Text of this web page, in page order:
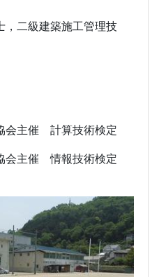
二級建築施工管理技
主催 計算技術検定
主催 情報技術検定